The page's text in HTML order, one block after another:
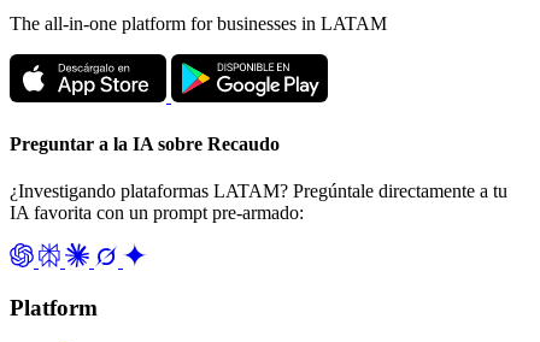
The all-in-one platform for businesses in LATAM
Preguntar a la IA sobre Recaudo
¿Investigando plataformas LATAM? Pregúntale directamente a tu
IA favorita con un prompt pre-armado:
Platform